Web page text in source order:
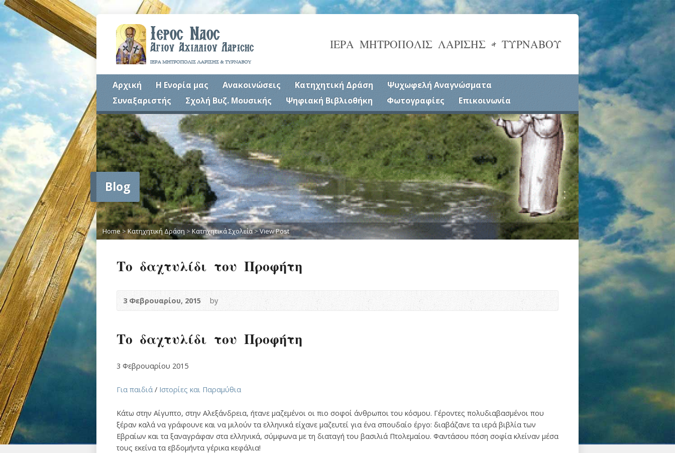
ΙΕΡΑ ΜΗΤΡΟΠΟΛΙΣ ΛΑΡΙΣΗΣ & ΤΥΡΝΑΒΟΥ
Αρχική Η Ενορία μας Ανακοινώσεις Κατηχητική Δράση
Ψυχωφελή Αναγνώσματα
Συναξαριστής
Σχολή Βυζ. Μουσικής Ψηφιακή Βιβλιοθήκη Φωτογραφίες Επικοινωνία
Blog
Home>Κατηχητική Δράση>Κατηχητικά Σχολεία>View Post
Το δαχτυλίδι του Προφήτη
3 Φεβρουαρίου, 2015 by
Το δαχτυλίδι του Προφήτη
3 Φεβρουαρίου 2015
Για παιδιά / Ιστορίες και Παραμύθια
Κάτω στην Αίγυπτο, στην Αλεξάνδρεια, ήτανε μαζεμένοι οι πιο σοφοί άνθρωποι του κόσμου. Γέροντες πολυδιαβασμένοι που
ξέραν καλά να γράφουνε και να μιλούν τα ελληνικά είχανε μαζευτεί για ένα σπουδαίο έργο: διαβάζανε τα ιερά βιβλία των
Εβραίων και τα ξαναγράφαν στα ελληνικά, σύμφωνα με τη διαταγή του βασιλιά Πτολεμαίου. Φαντάσου πόση σοφία κλείναν μέσα
τους εκείνα τα εβδομήντα γέρικα κεφάλια!